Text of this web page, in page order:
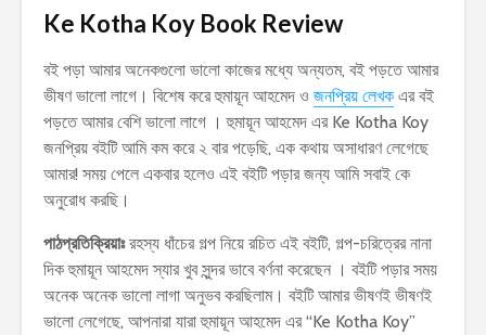
Ke Kotha Koy Book Review
বই পড়া আমার অনেকগুলো ভালো কাজের মধ্যে অন্যতম, বই পড়তে আমার
ভীষণ ভালো লাগে। বিশেষ করে হুমায়ূন আহমেদ ও জনপ্রিয় লেখক এর বই
পড়তে আমার বেশি ভালো লাগে । হুমায়ূন আহমেদ এর Ke Kotha Koy
জনপ্রিয় বইটি আমি কম করে ২ বার পড়েছি, এক কথায় অসাধারণ লেগেছে
আমার! সময় পেলে একবার হলেও এই বইটি পড়ার জন্য আমি সবাই কে
অনুরোধ করছি।
পাঠপ্রতিক্রিয়াঃরহস্য ধাঁচের গল্প নিয়ে রচিত এই বইটি, গল্প-চরিত্রের নানা
দিক হুমায়ূন আহমেদ স্যার খুব সুন্দর ভাবে বর্ণনা করেছেন । বইটি পড়ার সময়
অনেক অনেক ভালো লাগা অনুভব করছিলাম। বইটি আমার ভীষণই ভীষণই
ভালো লেগেছে, আপনারা যারা হুমায়ূন আহমেদ এর “Ke Kotha Koy”